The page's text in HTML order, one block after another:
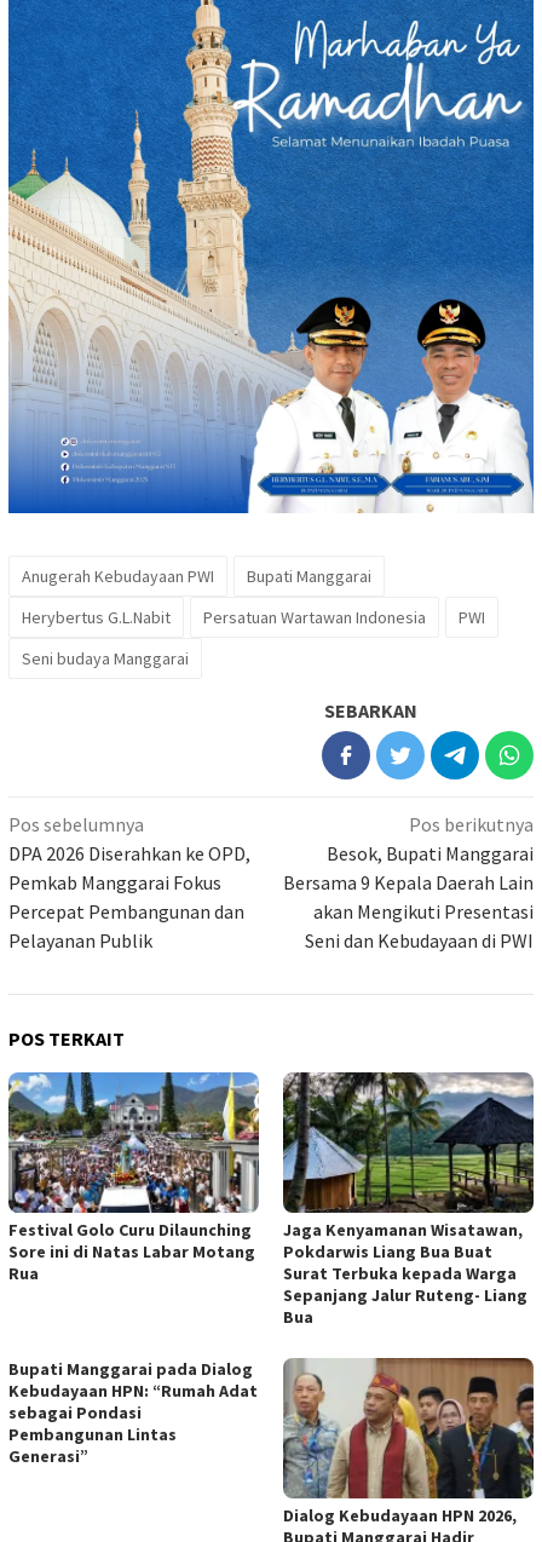
Anugerah Kebudayaan PWI
Bupati Manggarai
Herybertus G.L.Nabit
Persatuan Wartawan Indonesia
PWI
Seni budaya Manggarai
SEBARKAN
Navigasi
pos
Pos sebelumnya
DPA 2026 Diserahkan ke OPD,
Pemkab Manggarai Fokus
Percepat Pembangunan dan
Pelayanan Publik
Pos berikutnya
Besok, Bupati Manggarai
Bersama 9 Kepala Daerah Lain
akan Mengikuti Presentasi
Seni dan Kebudayaan di PWI
POS TERKAIT
Festival Golo Curu Dilaunching
Sore ini di Natas Labar Motang
Rua
Jaga Kenyamanan Wisatawan,
Pokdarwis Liang Bua Buat
Surat Terbuka kepada Warga
Sepanjang Jalur Ruteng- Liang
Bua
Bupati Manggarai pada Dialog
Kebudayaan HPN: “Rumah Adat
sebagai Pondasi
Pembangunan Lintas
Generasi”
Dialog Kebudayaan HPN 2026,
Bupati Manggarai Hadir